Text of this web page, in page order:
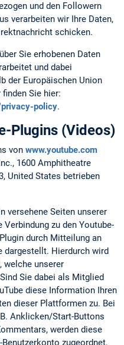
und den Followern
verarbeiten wir Ihre Daten,
schicken.
Sie erhobenen Daten
und dabei
der Europäischen Union
Sie hier:
policy.
Plugins (Videos)
von www.youtube.com
1600 Amphitheatre
United States betrieben
versehene Seiten unserer
zu den Youtube-
durch Mitteilung an
dargestellt. Hierdurch wird
welche unserer
Sie dabei als Mitglied
diese Information Ihren
dieser Plattformen zu. Bei
Anklicken/Start-Buttons
werden diese
zugeordnet,